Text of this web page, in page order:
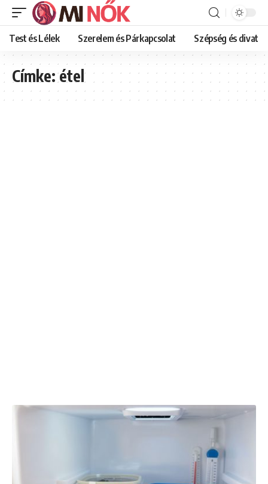
Test és Lélek Szerelem és Párkapcsolat Szépség és divat
Címke:étel